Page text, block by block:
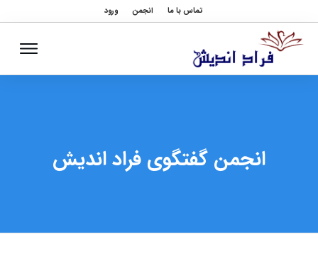
تماس با ما انجمن ورود
انجمن گفتگوی فراد اندیش